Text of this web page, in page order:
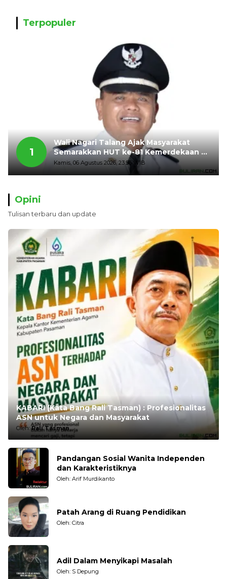
Terpopuler
1
Wali Nagari Talang Ajak Masyarakat
Semarakkan HUT ke-81 Kemerdekaan RI
dengan Mengibarkan Bendera Merah
Putih
Kamis, 06 Agustus 2026, 23:56 WIB
Opini
Tulisan terbaru dan update
KABARI (Kata Bang Rali Tasman) : Profesionalitas
ASN untuk Negara dan Masyarakat
Oleh:Rali Tasman
Pandangan Sosial Wanita Independen
dan Karakteristiknya
Oleh: Arif Murdikanto
Patah Arang di Ruang Pendidikan
Oleh: Citra
Adil Dalam Menyikapi Masalah
Oleh: S Depung